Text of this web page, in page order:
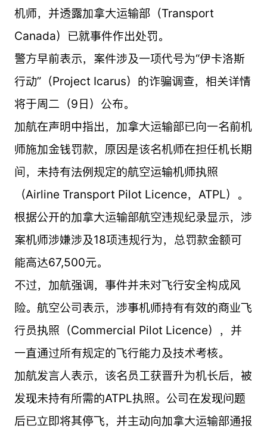
机师，并透露加拿大运输部（Transport
Canada）已就事件作出处罚。
警方早前表示，案件涉及一项代号为“伊卡洛斯
行动”（Project Icarus）的诈骗调查，相关详情
将于周二（9日）公布。
加航在声明中指出，加拿大运输部已向一名前机
师施加金钱罚款，原因是该名机师在担任机长期
间，未持有法例规定的航空运输机师执照
（Airline Transport Pilot Licence，ATPL）。
根据公开的加拿大运输部航空违规纪录显示，涉
案机师涉嫌涉及18项违规行为，总罚款金额可
能高达67,500元。
不过，加航强调，事件并未对飞行安全构成风
险。航空公司表示，涉事机师持有有效的商业飞
行员执照（Commercial Pilot Licence），并
一直通过所有规定的飞行能力及技术考核。
加航发言人表示，该名员工获晋升为机长后，被
发现未持有所需的ATPL执照。公司在发现问题
后已立即将其停飞，并主动向加拿大运输部通报